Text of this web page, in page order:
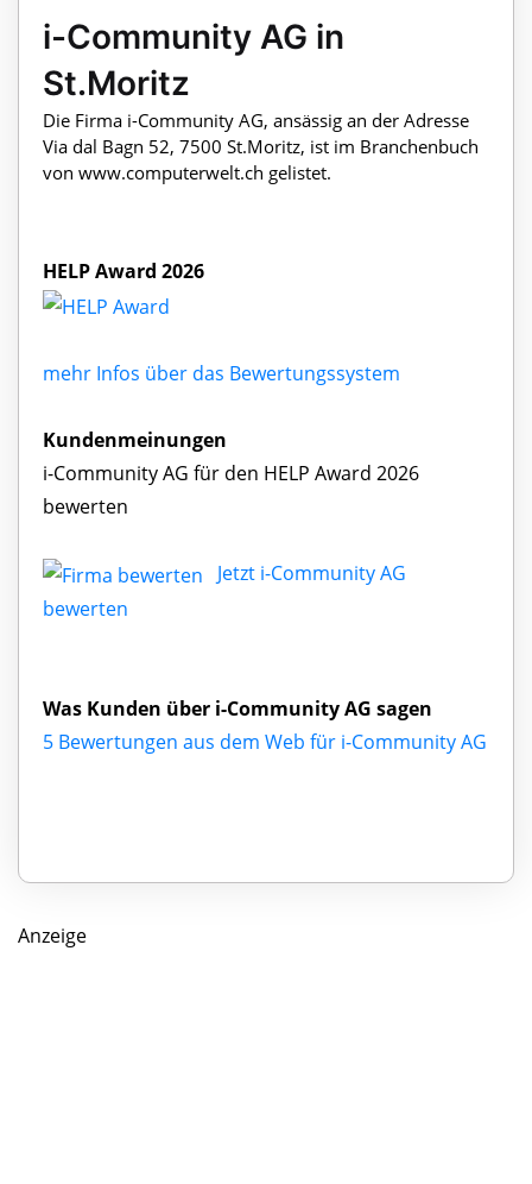
i-Community AG in
St.Moritz
Die Firma i-Community AG, ansässig an der Adresse
Via dal Bagn 52, 7500 St.Moritz, ist im Branchenbuch
von www.computerwelt.ch gelistet.
HELP Award 2026
mehr Infos über das Bewertungssystem
Kundenmeinungen
i-Community AG für den HELP Award 2026
bewerten
Jetzt i-Community AG
bewerten
Was Kunden über i-Community AG sagen
5 Bewertungen aus dem Web für i-Community AG
Anzeige